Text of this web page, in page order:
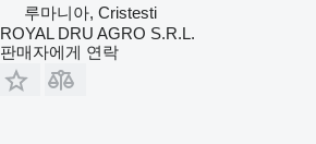
루마니아, Cristesti
ROYAL DRU AGRO S.R.L.
판매자에게 연락